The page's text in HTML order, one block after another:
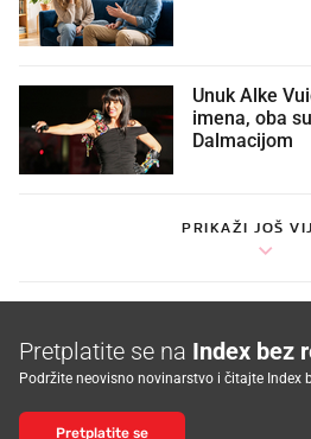
Unuk Alke
imena, oba
Dalmacijom
PRIKAŽI JOŠ
Pretplatite se na Index bez
Podržite neovisno novinarstvo i čitajte Index
Pretplatite se